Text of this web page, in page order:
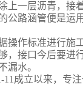
一层沥青，接
公路涵管便是运
作标准进行施
，接口今后要进
漏水。
11成立以来，专